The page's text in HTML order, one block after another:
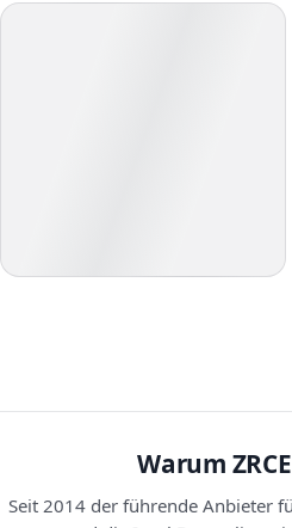
Warum
Seit 2014 der führende Anbieter